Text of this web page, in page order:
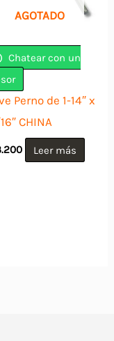
AGOTADO
Chatear con un
Perno de 1-14″ x
CHINA
Leer más